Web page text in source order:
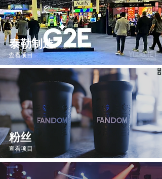
泰勒制造
查看项目
粉丝
查看项目